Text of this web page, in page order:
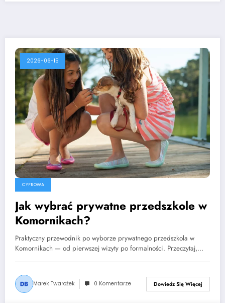
2026-06-15
CYFROWA
Jak wybrać prywatne przedszkole w
Komornikach?
Praktyczny przewodnik po wyborze prywatnego przedszkola w
Komornikach — od pierwszej wizyty po formalności. Przeczytaj,…
Marek Twarożek 0 Komentarze Dowiedz Się Więcej